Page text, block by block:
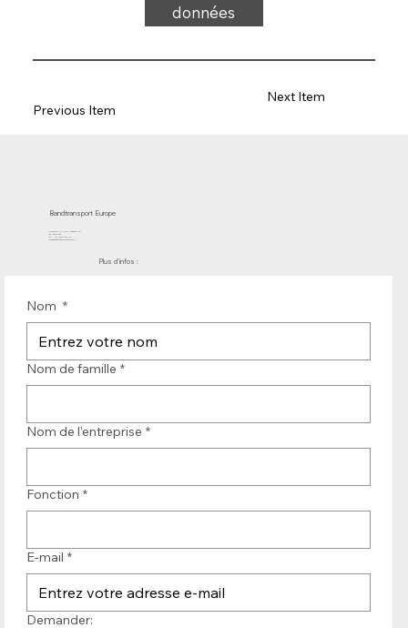
données
Previous Item
Next Item
Bandtransport Europe
Molenwerf 12 | DB Uitgeest 1911
les Pays-Bas
Tél. : +31 (0)251 319 119
info@bandtransporteurope.nl
Plus d'infos :
Nom *
Nom de famille *
Nom de l'entreprise *
Fonction *
E-mail *
Demander: